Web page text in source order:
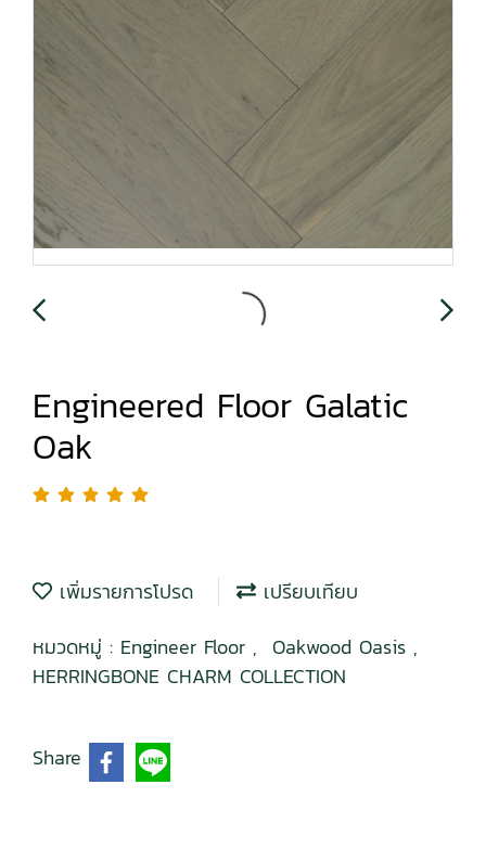
Engineered Floor Galatic
Oak
เพิ่มรายการโปรด
เปรียบเทียบ
หมวดหมู่ : Engineer Floor , Oakwood Oasis ,
HERRINGBONE CHARM COLLECTION
Share